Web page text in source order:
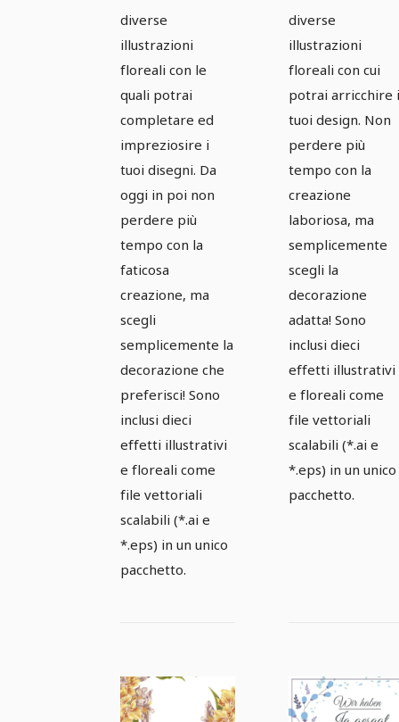
1
diverse
illustrazioni
floreali con le
quali potrai
completare ed
impreziosire i
tuoi disegni. Da
oggi in poi non
perdere più
tempo con la
faticosa
creazione, ma
scegli
semplicemente la
decorazione che
preferisci! Sono
inclusi dieci
effetti illustrativi
e floreali come
file vettoriali
scalabili (*.ai e
*.eps) in un unico
pacchetto.
2
diverse
illustrazioni
floreali con cui
potrai arricchire i
tuoi design. Non
perdere più
tempo con la
creazione
laboriosa, ma
semplicemente
scegli la
decorazione
adatta! Sono
inclusi dieci
effetti illustrativi
e floreali come
file vettoriali
scalabili (*.ai e
*.eps) in un unico
pacchetto.